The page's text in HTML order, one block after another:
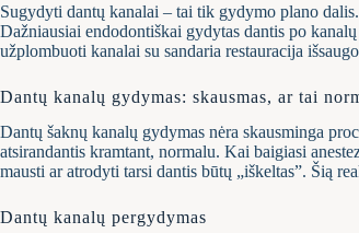
Sugydyti dantų kanalai – tai tik gydymo plano
Dažniausiai endodontiškai gydytas dantis po
užplombuoti kanalai su sandaria restauracija
Dantų kanalų gydymas: skausmas, ar tai
Dantų šaknų kanalų gydymas nėra skausminga
atsirandantis kramtant, normalu. Kai baigiasi
mausti ar atrodyti tarsi dantis būtų „iškeltas”. Šią
Dantų kanalų pergydymas